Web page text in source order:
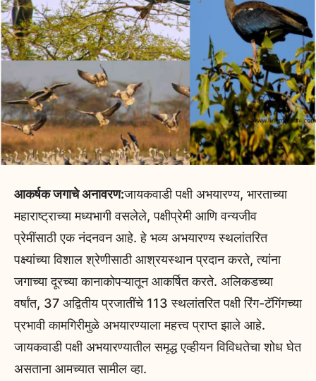
आकर्षक जगाचे अनावरण:जायकवाडी पक्षी अभयारण्य, भारताच्या
महाराष्ट्राच्या मध्यभागी वसलेले, पक्षीप्रेमी आणि वन्यजीव
प्रेमींसाठी एक नंदनवन आहे. हे भव्य अभयारण्य स्थलांतरित
पक्ष्यांच्या विशाल श्रेणीसाठी आश्रयस्थान प्रदान करते, त्यांना
जगाच्या दूरच्या कानाकोपऱ्यातून आकर्षित करते. अलिकडच्या
वर्षांत, 37 अद्वितीय प्रजातींचे 113 स्थलांतरित पक्षी रिंग-टॅगिंगच्या
प्रभावी कामगिरीमुळे अभयारण्याला महत्त्व प्राप्त झाले आहे.
जायकवाडी पक्षी अभयारण्यातील समृद्ध एव्हीयन विविधतेचा शोध घेत
असताना आमच्यात सामील व्हा.